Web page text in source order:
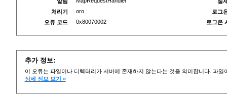
처리기
oro
오류 코드
0x80070002
로그
로그온
추가 정보:
이 오류는 파일이나 디렉터리가 서버에 존재하지 않는다는 것을 의미합니다. 파
상세 정보 보기 »